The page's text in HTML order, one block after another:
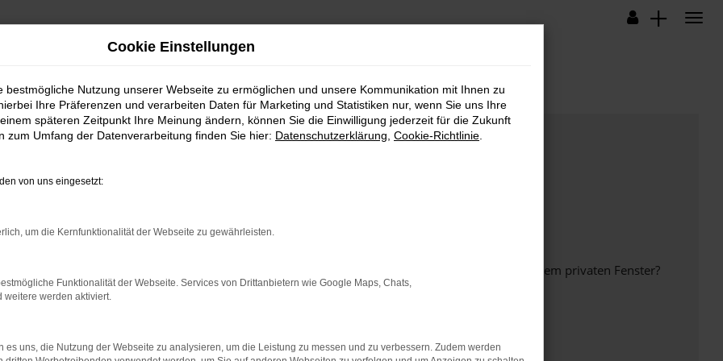
bestimmter Seiten verhindern. Funktioniert die Seite in einem anderen Browser oder in einem privaten Fenster?
beheben.
auf dem neuesten Stand sind.
kann auch dazu führen, dass bestimmte Funktionen nicht mehr unterstützt werden.
Cookie Einstellungen
bestmögliche Nutzung unserer Webseite zu ermöglichen und unsere Kommunikation mit Ihnen zu
Ihre Präferenzen und verarbeiten Daten für Marketing und Statistiken nur, wenn Sie uns Ihre
späteren Zeitpunkt Ihre Meinung ändern, können Sie die Einwilligung jederzeit für die Zukunft
zum Umfang der Datenverarbeitung finden Sie hier: Datenschutzerklärung Cookie-Richtlinie
von uns eingesetzt:
um die Kernfunktionalität der Webseite zu gewährleisten.
Funktionalität der Webseite. Services von Drittanbietern wie Google Maps, Chats,
weitere werden aktiviert.
es uns, die Nutzung der Webseite zu analysieren, um die Leistung zu messen und zu verbessern. Zudem werden